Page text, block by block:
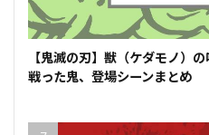
【鬼滅の刃】獣（ケダモノ）
戦った鬼、登場シーンまとめ